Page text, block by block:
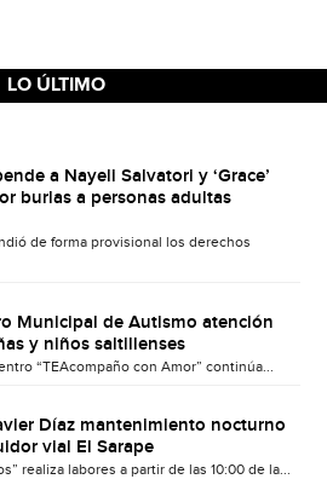
LO ÚLTIMO
a Nayeli Salvatori y ‘Grace’
burlas a personas adultas
de forma provisional los derechos
Municipal de Autismo atención
y niños saltillenses
“TEAcompaño con Amor” continúa...
Díaz mantenimiento nocturno
vial El Sarape
realiza labores a partir de las 10:00 de la...